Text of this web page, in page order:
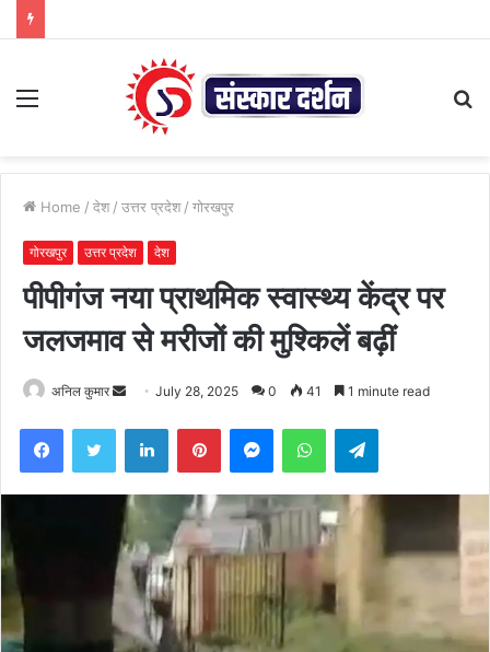
Menu
Home / देश / उत्तर प्रदेश / गोरखपुर
गोरखपुर उत्तर प्रदेश देश
पीपीगंज नया प्राथमिक स्वास्थ्य केंद्र पर
जलजमाव से मरीजों की मुश्किलें बढ़ीं
अनिल कुमार
Send
email
July 28, 2025 0 41 1 minute read
FacebookTwitter LinkedInPinterestMessengerWhatsAppTelegram